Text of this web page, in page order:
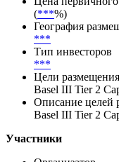
(***-***
Размещение
***
Цена первичного
(***
География
***
Тип инвесторов
***
Цели размещения
Basel III Tier 2